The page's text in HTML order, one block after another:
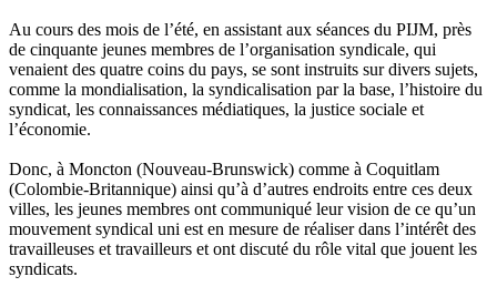
Au cours des mois de l’été, en assistant aux séances du PIJM, près
de cinquante jeunes membres de l’organisation syndicale, qui
venaient des quatre coins du pays, se sont instruits sur divers sujets,
comme la mondialisation, la syndicalisation par la base, l’histoire du
syndicat, les connaissances médiatiques, la justice sociale et
l’économie.
Donc, à Moncton (Nouveau-Brunswick) comme à Coquitlam
(Colombie-Britannique) ainsi qu’à d’autres endroits entre ces deux
villes, les jeunes membres ont communiqué leur vision de ce qu’un
mouvement syndical uni est en mesure de réaliser dans l’intérêt des
travailleuses et travailleurs et ont discuté du rôle vital que jouent les
syndicats.